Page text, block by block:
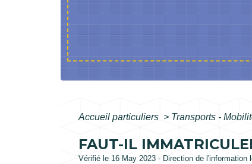
Accueil particuliers > Transports -
FAUT-IL
Vérifié le 16 May 2023 - Direction de